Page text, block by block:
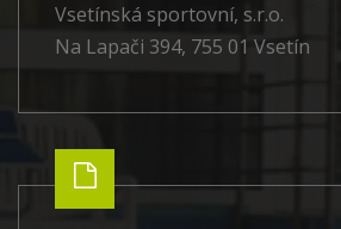
Vsetínská sportovní, s.r.o.
Na Lapači 394, 755 01 Vsetín